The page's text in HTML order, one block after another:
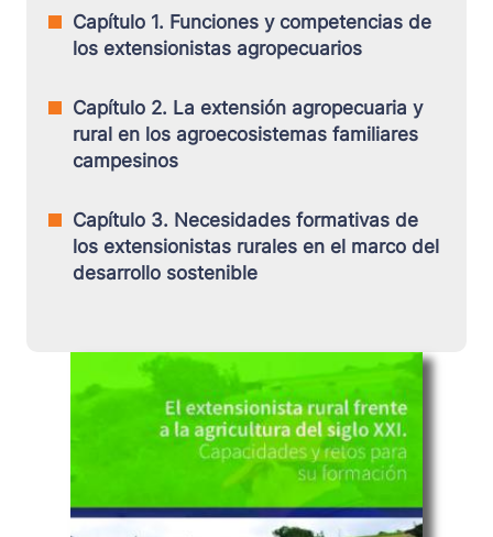
Capítulo 1. Funciones y competencias de
los extensionistas agropecuarios
Capítulo 2. La extensión agropecuaria y
rural en los agroecosistemas familiares
campesinos
Capítulo 3. Necesidades formativas de
los extensionistas rurales en el marco del
desarrollo sostenible